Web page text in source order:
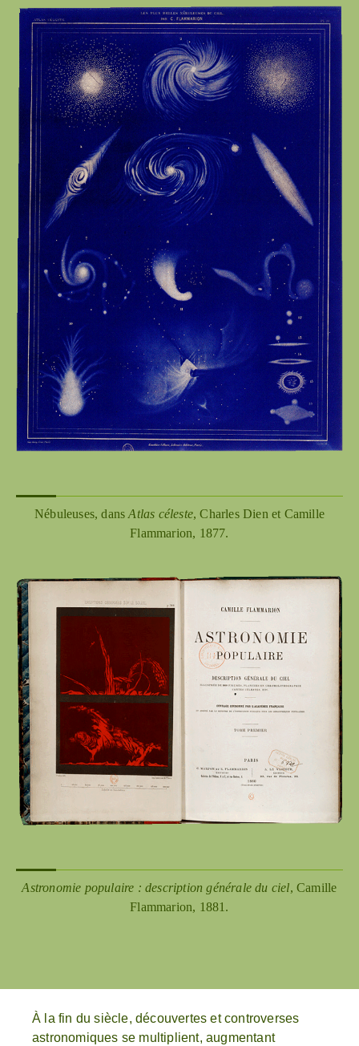
Nébuleuses, dansAtlas céleste, Charles Dien et Camille
Flammarion, 1877.
Astronomie populaire : description générale du ciel, Camille
Flammarion, 1881.
À la fin du siècle, découvertes et controverses
astronomiques se multiplient, augmentant